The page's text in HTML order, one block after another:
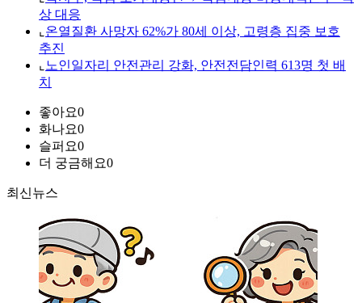
상 대응
⌞ 온열질환 사망자 62%가 80세 이상, 고령층 집중 보호
추진
⌞ 노인일자리 안전관리 강화, 안전전담인력 613명 첫 배
치
좋아요0
화나요0
슬퍼요0
더 궁금해요0
최신뉴스